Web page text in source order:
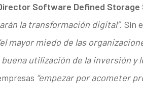
Software Defined Storage
la transformación digital”. Sin
mayor miedo de las
utilización de la inversión y
“empezar por acometer